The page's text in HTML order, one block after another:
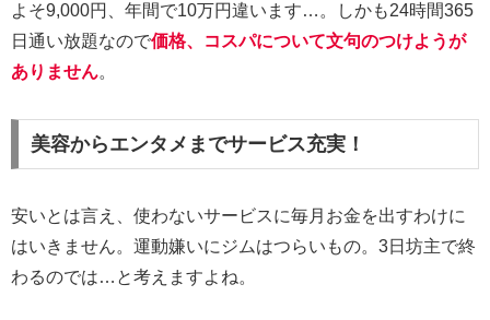
よそ9,000円、年間で10万円違います…。しかも24時間365
日通い放題なので価格、コスパについて文句のつけようが
ありません。
美容からエンタメまでサービス充実！
安いとは言え、使わないサービスに毎月お金を出すわけに
はいきません。運動嫌いにジムはつらいもの。3日坊主で終
わるのでは…と考えますよね。